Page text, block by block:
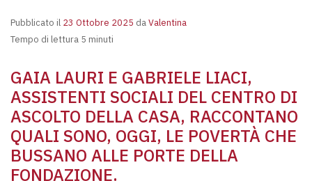
Pubblicato il 23 Ottobre 2025 daValentina
Tempo di lettura 5 minuti
GAIA LAURI E GABRIELE LIACI,
ASSISTENTI SOCIALI DEL CENTRO DI
ASCOLTO DELLA CASA, RACCONTANO
QUALI SONO, OGGI, LE POVERTÀ CHE
BUSSANO ALLE PORTE DELLA
FONDAZIONE.